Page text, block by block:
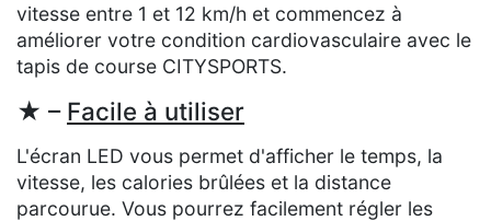
vitesse entre 1 et 12 km/h et commencez à
améliorer votre condition cardiovasculaire avec le
tapis de course CITYSPORTS.
★ – Facile à utiliser
L'écran LED vous permet d'afficher le temps, la
vitesse, les calories brûlées et la distance
parcourue. Vous pourrez facilement régler les